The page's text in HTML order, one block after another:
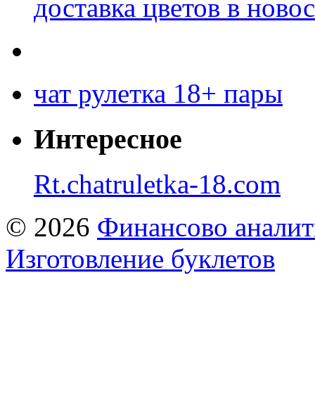
доставка цветов в
чат рулетка 18+ пары
Интересное
Rt.chatruletka-18.com
© 2026 Финансово
Изготовление буклетов